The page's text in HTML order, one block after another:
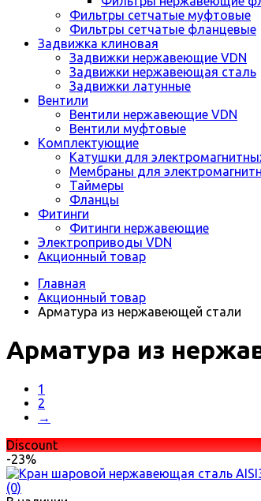
Фильтры сетчатые муфтовые
Фильтры сетчатые фланцевые
Задвижка клиновая
Задвижки нержавеющие VDN
Задвижки нержавеющая сталь
Задвижки латунные
Вентили
Вентили нержавеющие VDN
Вентили муфтовые
Комплектующие
Катушки для
Мембраны для
Таймеры
Фланцы
Фитинги
Фитинги нержавеющие
Электроприводы VDN
Акционный товар
Главная
Акционный товар
Арматура из нержавеющей стали
Арматура из
1
2
→
Discount
-23%
(0)